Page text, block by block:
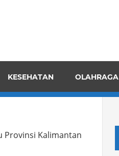
KESEHATAN OLAHRAGA
Provinsi Kalimantan